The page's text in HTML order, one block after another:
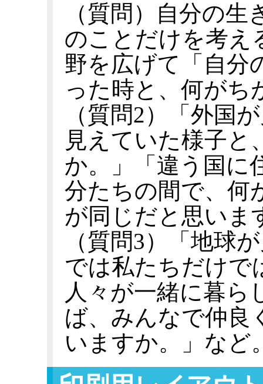
（質問）自分の
のことだけを考え
野を広げて「自分
った時と、何がち
（質問2）「外国
見えていた様子と
か。」「違う国に
分たちの間で、何
が同じだと思いま
（質問3）「地球
では私たちだけで
人々が一緒に暮ら
ば、みんなで仲良
いますか。」など